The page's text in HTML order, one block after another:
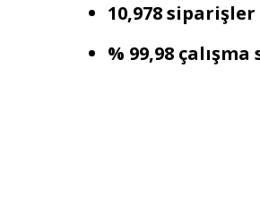
10,978
% 99,98 çalışma